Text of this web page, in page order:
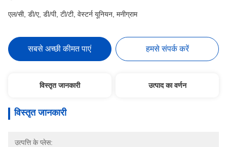
एल/सी, डी/ए, डी/पी, टी/टी, वेस्टर्न यूनियन, मनीग्राम
सबसे अच्छी कीमत पाएं हमसे संपर्क करें
विस्तृत जानकारी उत्पाद का वर्णन
विस्तृत जानकारी
उत्पत्ति के प्लेस: